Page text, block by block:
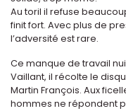
Au toril il refuse
finit fort. Avec plus de
l’adversité est rare.
Ce manque de travail
Vaillant, il récolte le
Martin François. Aux
hommes ne répondent